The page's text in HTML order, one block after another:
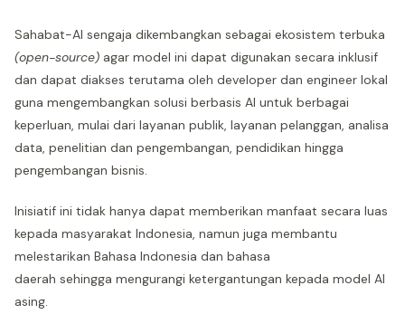
Sahabat-AI sengaja dikembangkan sebagai ekosistem terbuka
(open-source) agar model ini dapat digunakan secara inklusif
dan dapat diakses terutama oleh developer dan engineer lokal
guna mengembangkan solusi berbasis AI untuk berbagai
keperluan, mulai dari layanan publik, layanan pelanggan, analisa
data, penelitian dan pengembangan, pendidikan hingga
pengembangan bisnis.
Inisiatif ini tidak hanya dapat memberikan manfaat secara luas
kepada masyarakat Indonesia, namun juga membantu
melestarikan Bahasa Indonesia dan bahasa
daerah sehingga mengurangi ketergantungan kepada model AI
asing.